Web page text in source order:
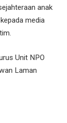
anak
media
Unit NPO
Laman